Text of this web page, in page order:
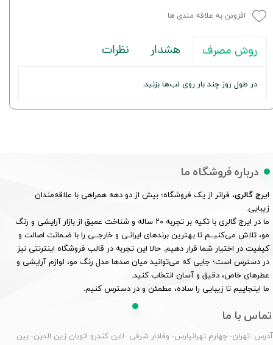
افزودن به علاقه مندی ها
روش مصرف هشدار نظرات
در طول روز چند بار روی لب‌ها بزنید.
درباره فروشگاه ما
ایرج گالری، فراتر از یک فروشگاه؛ بیش از دو دهه همراهی با علاقه‌مندان
زیبایی.
ما در ایرج گالری با تکیه بر تجربه ۲۰ ساله و شناخت عمیق از بازار آرایشی و رنگ
مو، تلاش می‌کنیــم تا بهترین برندهای ایرانـی و خارجــی را با ضـمانت اصالت و
کیفیت در اختیار شما قرار دهیم. حالا این تجربه در قالب فروشگاه اینترنتی نیز
در دسترس است؛ جایی که می‌توانید میان صدها مدل رنگ مو، لوازم آرایشی و
عطرهای خاص، دقیق و آسان انتخاب کنید.
ما اینجاییم تا زیبایی را ساده، مطمئن و در دسترس کنیم.
تماس با ما
آدرس: تهران- چهارم تهرانپارس- وفادار شرقی لاین کندرو اتوبان زین الدین- بین